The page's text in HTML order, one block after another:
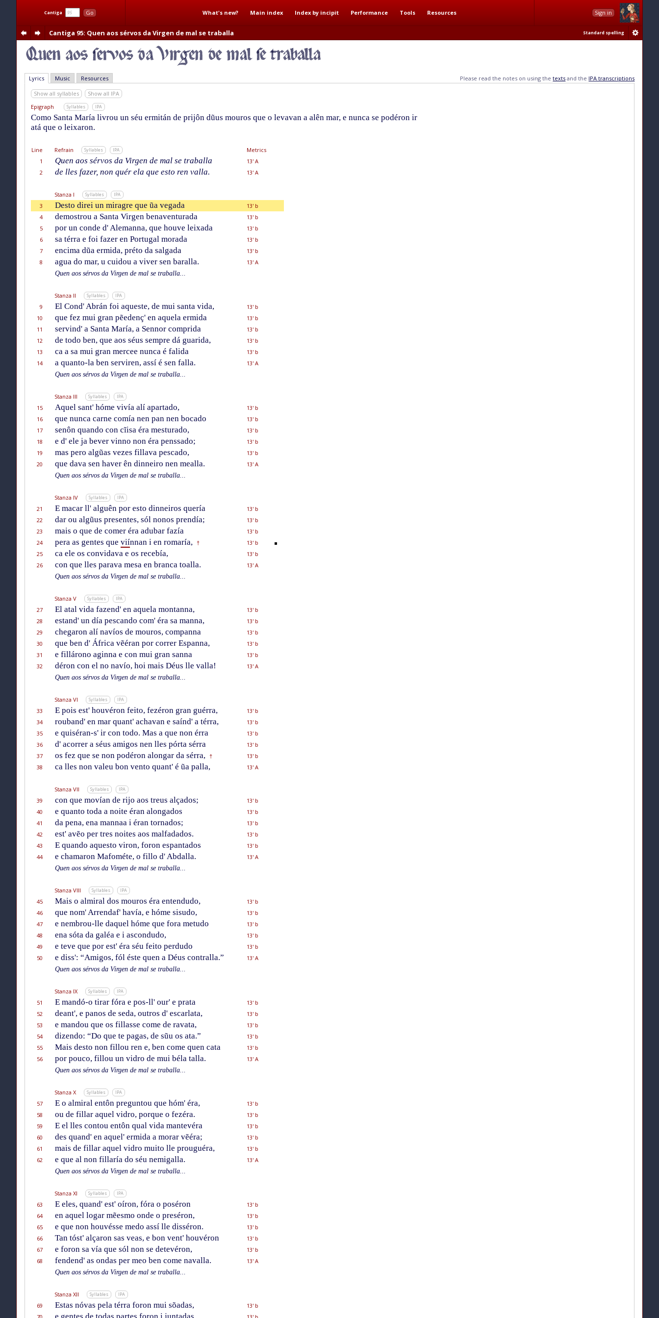
Cantiga Go What's new? Main index Index by incipit Performance Tools Resources Sign in
Cantiga 95: Quen aos sérvos da Virgen de mal se traballa Standard spelling
Lyrics Music Resources Please read the notes on using thetexts and the IPA transcriptions
Show all syllables
Show all IPA
Epigraph
Syllables IPA
Como Santa María livrou un séu ermitán de prijôn dũus mouros que o levavan a alên mar, e nunca se podéron ir
atá que o leixaron.
Line Refrain Syllables IPA
Metrics
1
Quen aos sérvos da Virgen de mal se traballa
13' A
2
de lles fazer, non quér ela que esto ren valla. 13' A
Stanza I Syllables IPA
3 Desto direi un miragre que ũa vegada
13' b
4
demostrou a Santa Virgen benaventurada
13' b
5
por un conde d' Alemanna, que houve leixada
13' b
6
sa térra e foi fazer en Portugal morada
13' b
7
encima dũa ermida, préto da salgada
13' b
8
agua do mar, u cuidou a viver sen baralla.
13' A
Quen aos sérvos da Virgen de mal se traballa...
Stanza II Syllables IPA
9 El Cond' Abrán foi aqueste, de mui santa vida,
13' b
10
que fez mui gran pẽedenç' en aquela ermida
13' b
11
servind' a Santa María, a Sennor comprida
13' b
12
de todo ben, que aos séus sempre dá guarida,
13' b
13
ca a sa mui gran mercee nunca é falida
13' b
14
a quanto-la ben serviren, assí é sen falla.
13' A
Quen aos sérvos da Virgen de mal se traballa...
Stanza III Syllables IPA
15 Aquel sant' hóme vivía alí apartado,
13' b
16
que nunca carne comía nen pan nen bocado
13' b
17
senôn quando con cĩisa éra mesturado,
13' b
18
e d' ele ja bever vinno non éra penssado;
13' b
19
mas pero algũas vezes fillava pescado,
13' b
20
que dava sen haver ên dinneiro nen mealla.
13' A
Quen aos sérvos da Virgen de mal se traballa...
Stanza IV Syllables IPA
21 E macar ll' alguên por esto dinneiros quería
13' b
22
dar ou algũus presentes, sól nonos prendía;
13' b
23
mais o que de comer éra adubar fazía
13' b
24
pera as gentes que viínnan i en romaría, †
13' b
25
ca ele os convidava e os recebía,
13' b
26
con que lles parava mesa en branca toalla.
13' A
Quen aos sérvos da Virgen de mal se traballa...
Stanza V Syllables IPA
27 El atal vida fazend' en aquela montanna,
13' b
28
estand' un día pescando com' éra sa manna,
13' b
29
chegaron alí navíos de mouros, companna
13' b
30
que ben d' África vẽéran por correr Espanna,
13' b
31
e fillárono aginna e con mui gran sanna
13' b
32
déron con el no navío, hoi mais Déus lle valla!
13' A
Quen aos sérvos da Virgen de mal se traballa...
Stanza VI Syllables IPA
33 E pois est' houvéron feito, fezéron gran guérra,
13' b
34
rouband' en mar quant' achavan e saínd' a térra,
13' b
35
e quiséran-s' ir con todo. Mas a que non érra
13' b
36
d' acorrer a séus amigos nen lles pórta sérra
13' b
37
os fez que se non podéron alongar da sérra, †
13' b
38
ca lles non valeu bon vento quant' é ũa palla, 13' A
Stanza VII Syllables IPA
39 con que movían de rijo aos treus alçados;
13' b
40
e quanto toda a noite éran alongados
13' b
41
da pena, ena mannaa i éran tornados;
13' b
42
est' avẽo per tres noites aos malfadados.
13' b
43
E quando aquesto viron, foron espantados
13' b
44
e chamaron Mafométe, o fillo d' Abdalla.
13' A
Quen aos sérvos da Virgen de mal se traballa...
Stanza VIII Syllables IPA
45 Mais o almiral dos mouros éra entendudo,
13' b
46
que nom' Arrendaf' havía, e hóme sisudo,
13' b
47
e nembrou-lle daquel hóme que fora metudo
13' b
48
ena sóta da galéa e i ascondudo,
13' b
49
e teve que por est' éra séu feito perdudo
13' b
50
e diss': “Amigos, fól éste quen a Déus contralla.”
13' A
Quen aos sérvos da Virgen de mal se traballa...
Stanza IX Syllables IPA
51 E mandó-o tirar fóra e pos-ll' our' e prata
13' b
52
deant', e panos de seda, outros d' escarlata,
13' b
53
e mandou que os fillasse come de ravata,
13' b
54
dizendo: “Do que te pagas, de sũu os ata.”
13' b
55
Mais desto non fillou ren e, ben come quen cata
13' b
56
por pouco, fillou un vidro de mui béla talla.
13' A
Quen aos sérvos da Virgen de mal se traballa...
Stanza X Syllables IPA
57 E o almiral entôn preguntou que hóm' éra,
13' b
58
ou de fillar aquel vidro, porque o fezéra.
13' b
59
E el lles contou entôn qual vida mantevéra
13' b
60
des quand' en aquel' ermida a morar vẽéra;
13' b
61
mais de fillar aquel vidro muito lle prouguéra,
13' b
62
e que al non fillaría do séu nemigalla.
13' A
Quen aos sérvos da Virgen de mal se traballa...
Stanza XI Syllables IPA
63 E eles, quand' est' oíron, fóra o poséron
13' b
64
en aquel logar mẽesmo onde o preséron,
13' b
65
e que non houvésse medo assí lle disséron.
13' b
66
Tan tóst' alçaron sas veas, e bon vent' houvéron
13' b
67
e foron sa vía que sól non se detevéron,
13' b
68
fendend' as ondas per meo ben come navalla.
13' A
Quen aos sérvos da Virgen de mal se traballa...
Stanza XII Syllables IPA
69 Estas nóvas pela térra foron mui sõadas,
13' b